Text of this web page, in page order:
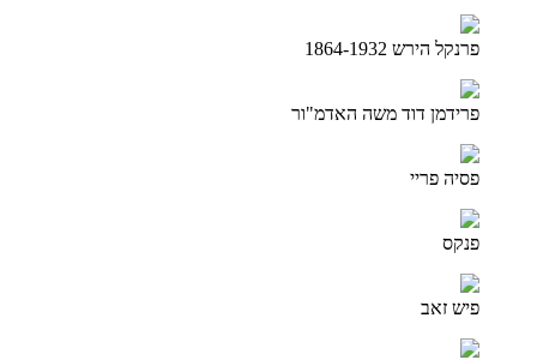
פרנקל הירש 1864-1932
פרידמן דוד משה האדמ"ור
פסיה פריי
פנקס
פיש זאב